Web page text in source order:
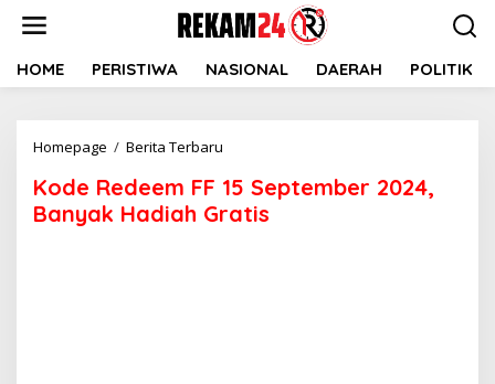
HOME PERISTIWA NASIONAL DAERAH POLITIK
Homepage / Berita Terbaru
FF
15
Kode Redeem FF 15 September 2024,
Banyak Hadiah Gratis